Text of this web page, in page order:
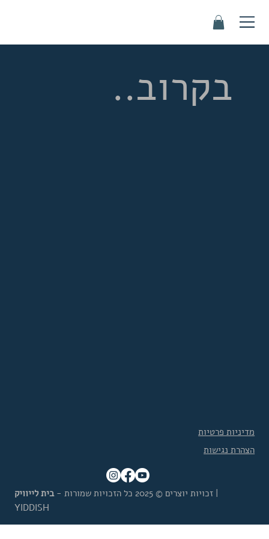
בקרוב..
מדיניות פרטיות
הצהרת נגישות
זכויות יוצרים © 2025 כל הזכויות שמורות - בית לייוויק
|
YIDDISH